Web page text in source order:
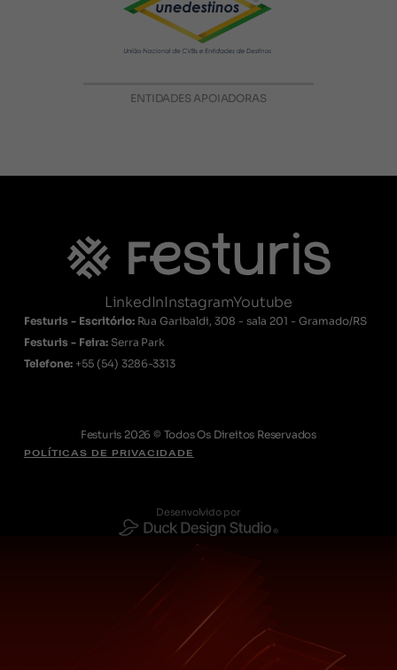
ENTIDADES APOIADORAS
LinkedInInstagramYoutube
Festuris - Escritório: Rua Garibaldi, 308 - sala 201 - Gramado/RS
Festuris - Feira: Serra Park
Telefone: +55 (54) 3286-3313
Festuris 2026 © Todos Os Direitos Reservados
POLÍTICAS DE PRIVACIDADE
Desenvolvido por